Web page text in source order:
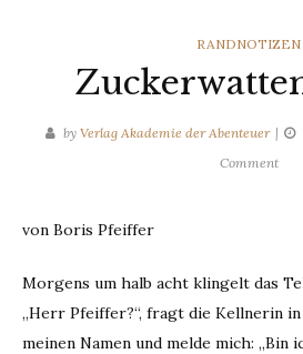
CATEGORIES
RANDNOTIZEN
by Verlag Akademie der Abenteuer
Commenton
von Boris Pfeiffer
Morgens um halb acht klingelt das
„Herr Pfeiffer?“, fragt die Kellnerin
meinen Namen und melde mich: „Bin